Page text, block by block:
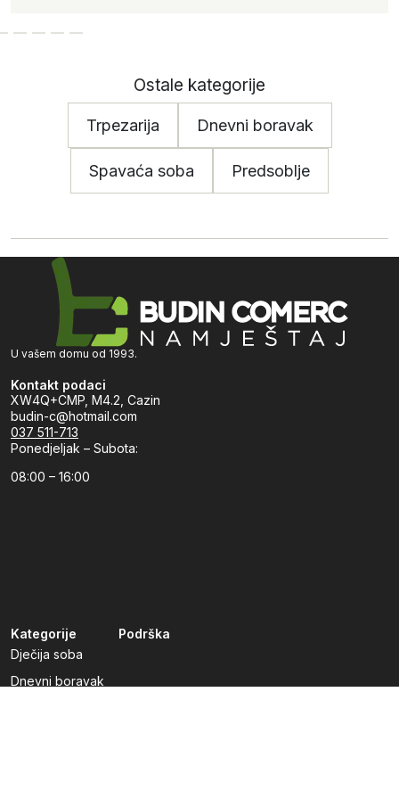
Ostale kategorije
Trpezarija Dnevni boravak
Spavaća soba Predsoblje
U vašem domu od 1993.
Kontakt podaci
XW4Q+CMP, M4.2, Cazin
budin-c@hotmail.com
037 511-713
Ponedjeljak – Subota:
08:00 – 16:00
Kategorije
Dječija soba
Dnevni boravak
Podrška